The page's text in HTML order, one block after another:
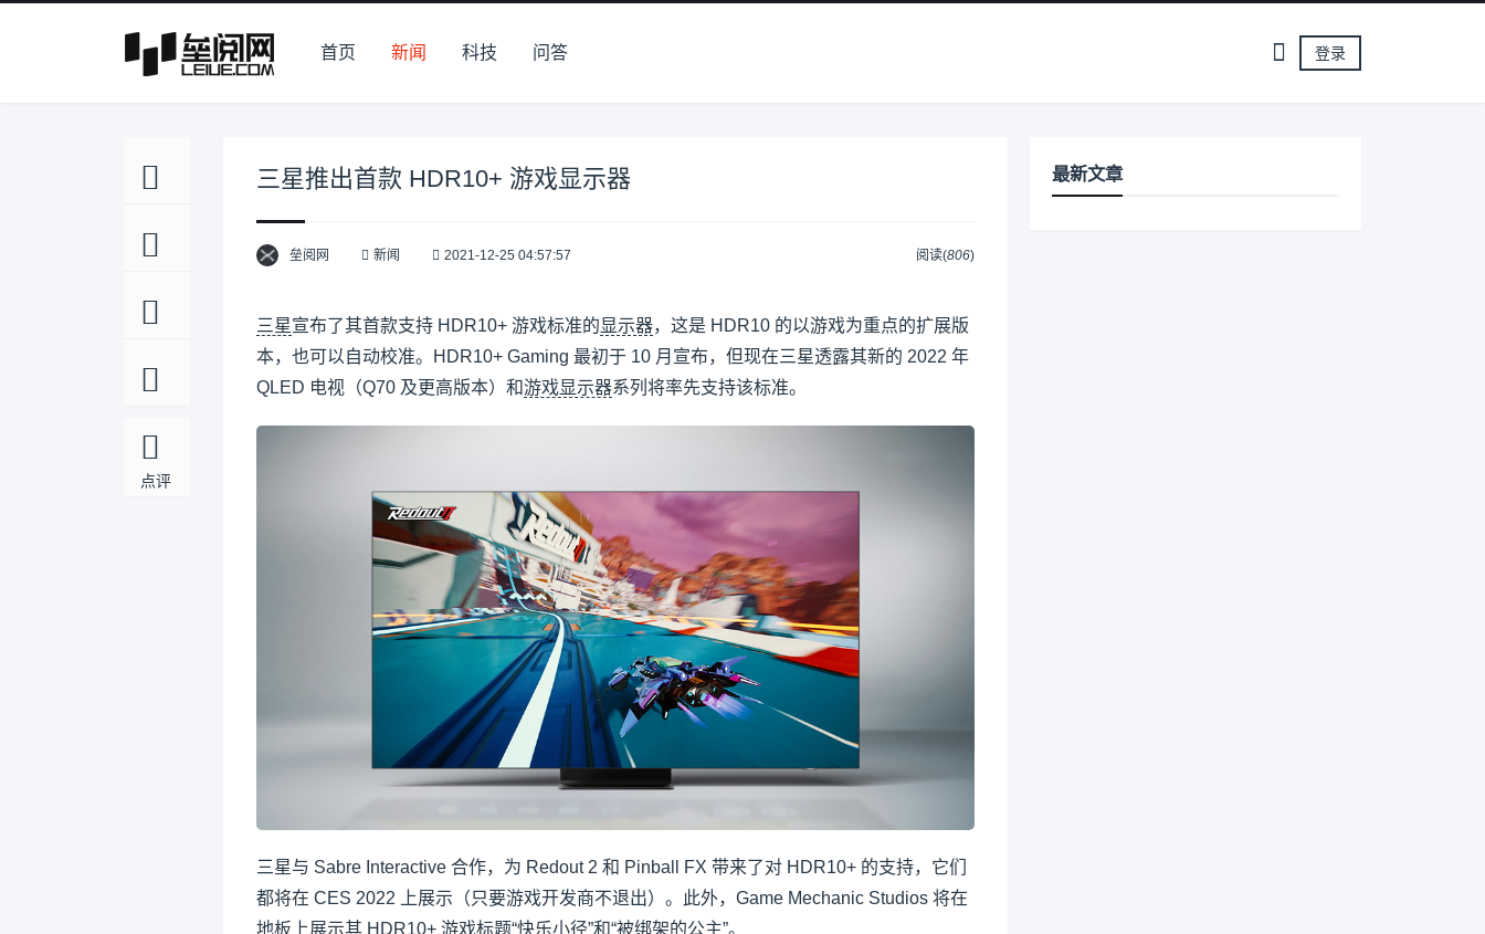
首页 新闻 科技 问答 登录
点评
三星推出首款 HDR10+ 游戏显示器
垒阅网 新闻 2021-12-25 04:57:57 阅读(806)
三星宣布了其首款支持 HDR10+ 游戏标准的显示器，这是 HDR10 的以游戏为重点的扩展版
本，也可以自动校准。HDR10+ Gaming 最初于 10 月宣布，但现在三星透露其新的 2022 年
QLED 电视（Q70 及更高版本）和游戏显示器系列将率先支持该标准。
三星与 Sabre Interactive 合作，为 Redout 2 和 Pinball FX 带来了对 HDR10+ 的支持，它们
都将在 CES 2022 上展示（只要游戏开发商不退出）。此外，Game Mechanic Studios 将在
地板上展示其 HDR10+ 游戏标题“快乐小径”和“被绑架的公主”。
最新文章